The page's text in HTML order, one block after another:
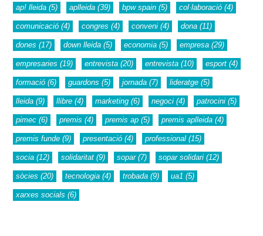
ap! lleida (5) aplleida (39) bpw spain (5) col·laboració (4)
comunicació (4) congres (4) conveni (4) dona (11)
dones (17) down lleida (5) economia (5) empresa (29)
empresaries (19) entrevista (20) entrevista (10) esport (4)
formació (6) guardons (5) jornada (7) lideratge (5)
lleida (9) llibre (4) marketing (6) negoci (4) patrocini (5)
pimec (6) premis (4) premis ap (5) premis aplleida (4)
premis funde (9) presentació (4) professional (15)
socia (12) solidaritat (9) sopar(7) sopar solidari (12)
sòcies (20) tecnologia (4) trobada (9) ua1 (5)
xarxes socials (6)